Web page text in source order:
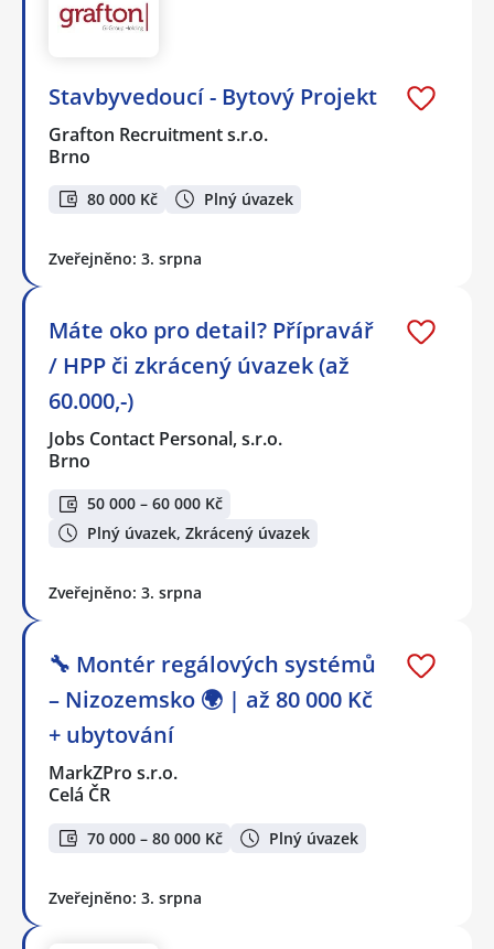
Stavbyvedoucí - Bytový Projekt
Grafton Recruitment s.r.o.
Brno
80 000 Kč Plný úvazek
Zveřejněno: 3. srpna
Máte oko pro detail? Přípravář
/ HPP či zkrácený úvazek (až
60.000,-)
Jobs Contact Personal, s.r.o.
Brno
50 000 – 60 000 Kč
Plný úvazek, Zkrácený úvazek
Zveřejněno: 3. srpna
🔧 Montér regálových systémů
– Nizozemsko 🌍 | až 80 000 Kč
+ ubytování
MarkZPro s.r.o.
Celá ČR
70 000 – 80 000 Kč Plný úvazek
Zveřejněno: 3. srpna